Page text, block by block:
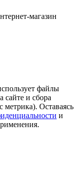
магазин
файлы
сайте и сбора
метрика). Оставаясь
и